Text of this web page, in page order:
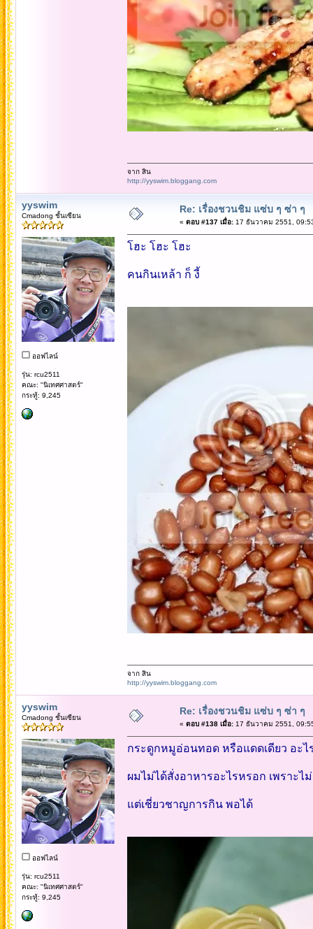
จาก สิน
http://yyswim.bloggang.com
yyswim
Cmadong ชั้นเซียน
ออฟไลน์
รุ่น: rcu2511
คณะ: "นิเทศศาสตร์"
กระทู้: 9,245
Re: เรื่องชวนชิม แซ่บ ๆ ซ่า ๆ
« ตอบ #137 เมื่อ:17 ธันวาคม 2551,
โฮะ โฮะ โฮะ
คนกินเหล้า ก็ งี้
จาก สิน
http://yyswim.bloggang.com
yyswim
Cmadong ชั้นเซียน
ออฟไลน์
รุ่น: rcu2511
คณะ: "นิเทศศาสตร์"
กระทู้: 9,245
Re: เรื่องชวนชิม แซ่บ ๆ ซ่า ๆ
« ตอบ #138 เมื่อ:17 ธันวาคม 2551,
กระดูกหมูอ่อนทอด หรือแดดเดียว อะ
ผมไม่ได้สั่งอาหารอะไรหรอก เพราะ
แต่เชี่ยวชาญการกิน พอได้